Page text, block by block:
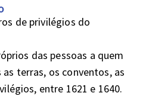
de privilégios do
das pessoas a quem
terras, os conventos, as
entre 1621 e 1640.